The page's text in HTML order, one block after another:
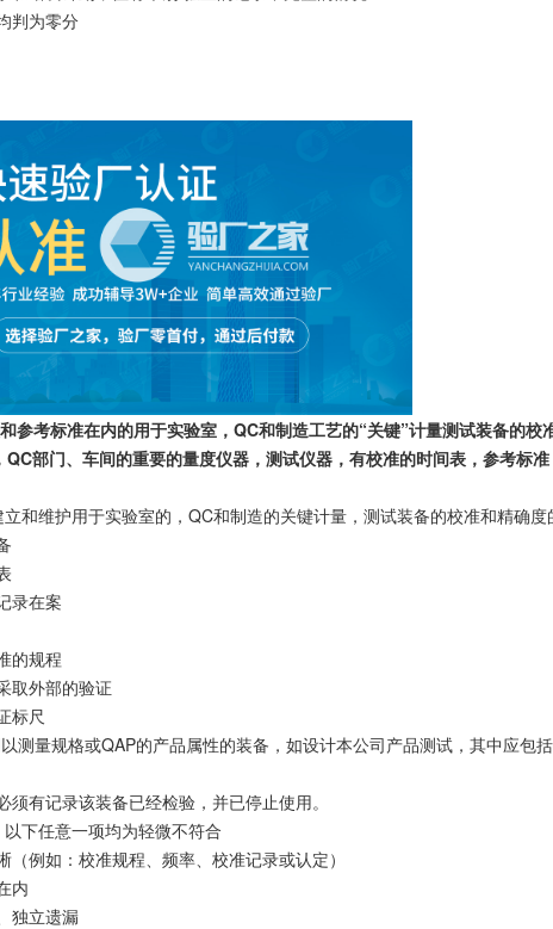
为零分
考标准在内的用于实验室，QC和制造工艺的“关键”计量测试装备的校
QC部门、车间的重要的量度仪器，测试仪器，有校准的时间表，参考标准
维护用于实验室的，QC和制造的关键计量，测试装备的校准和精确度
在案
规程
外部的验证
标尺
量规格或QAP的产品属性的装备，如设计本公司产品测试，其中应包
记录该装备已经检验，并已停止使用。
任意一项均为轻微不符合
如：校准规程、频率、校准记录或认定）
内
立遗漏